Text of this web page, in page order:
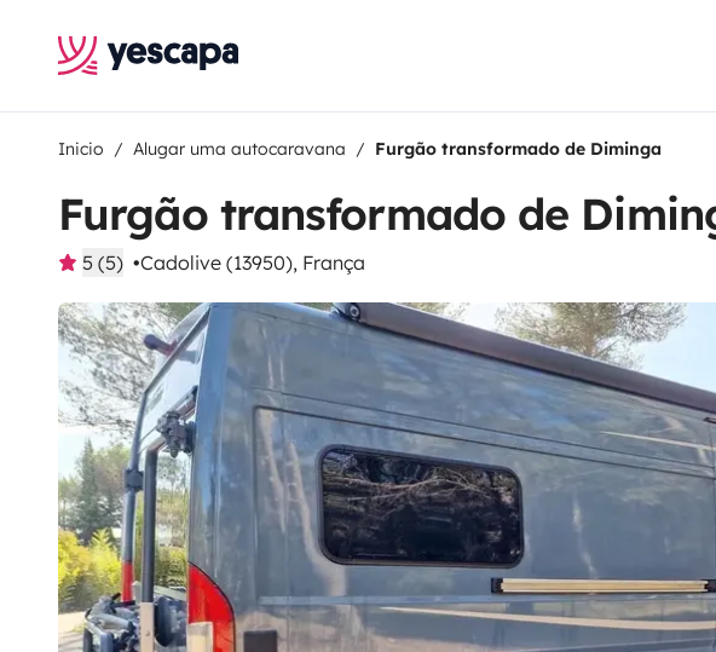
Inicio Alugar uma autocaravana Furgão transformado de Diminga
Furgão transformado de
5 (5) Cadolive (13950), França